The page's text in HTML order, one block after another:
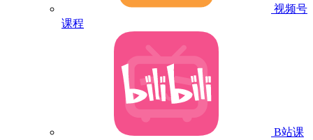
视频号
课程
B站课